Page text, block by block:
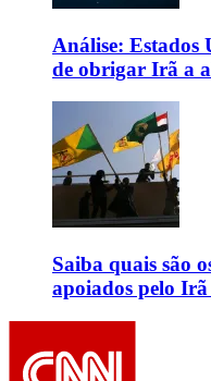
Análise: Estados
de obrigar Irã a
Saiba quais são
apoiados pelo